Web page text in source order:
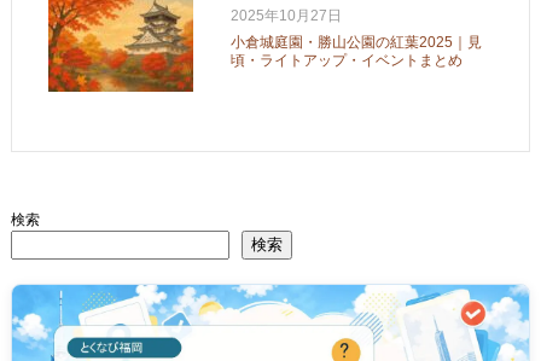
2025年10月27日
小倉城庭園・勝山公園の紅葉2025｜見
頃・ライトアップ・イベントまとめ
検索
検索